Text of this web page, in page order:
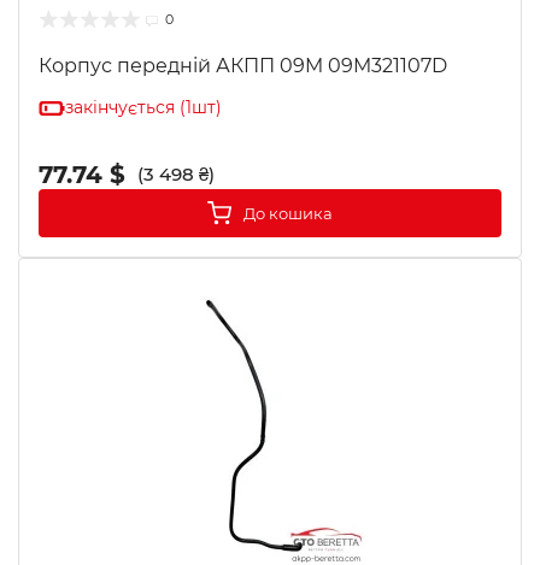
0
Корпус передній АКПП 09M 09M321107D
закінчується (1шт)
77.74 $ (3 498 ₴)
До кошика